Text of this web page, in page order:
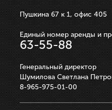
Пушкина 67 к 1, офис 405
Единый номер аренды и
63-55-88
Генеральный директор
Шумилова Светлана
8-965-975-01-00